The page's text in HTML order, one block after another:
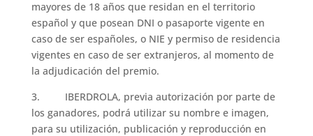
mayores de 18 años que residan en el territorio
español y que posean DNI o pasaporte vigente en
caso de ser españoles, o NIE y permiso de residencia
vigentes en caso de ser extranjeros, al momento de
la adjudicación del premio.
3. IBERDROLA, previa autorización por parte de
los ganadores, podrá utilizar su nombre e imagen,
para su utilización, publicación y reproducción en